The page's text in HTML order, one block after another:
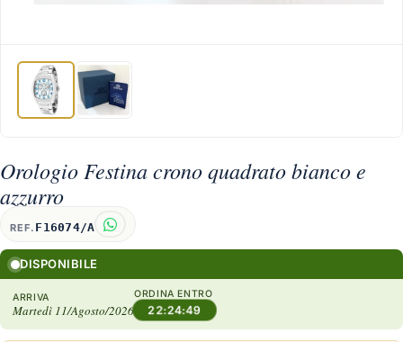
Orologio Festina crono quadrato bianco e
azzurro
REF. F16074/A
DISPONIBILE
ARRIVA
Martedì 11/Agosto/2026
ORDINA ENTRO
22:24:48